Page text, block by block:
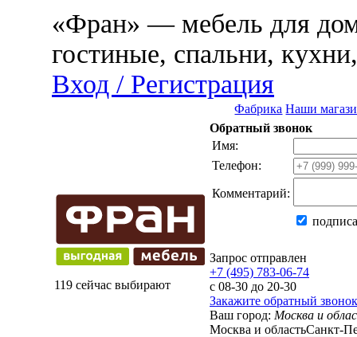
«Фран» — мебель для
гостиные, спальни,
Вход / Регистрация
Фабрика Наши
119 сейчас выбирают
Обратный звонок
Имя:
Телефон:
Комментарий:
Запрос отправлен
+7 (495) 783-06-74
с 08-30 до 20-30
Закажите обратный звонок
Ваш город: Москва и
Москва и областьСанкт-